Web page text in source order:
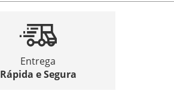
Entrega
Rápida e Segura